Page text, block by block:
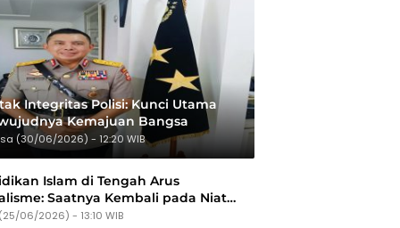
Integritas Polisi: Kunci Utama
Kemajuan Bangsa
(30/06/2026) - 12:20 WIB
Islam di Tengah Arus
Saatnya Kembali pada Niat
06/2026) - 13:10 WIB